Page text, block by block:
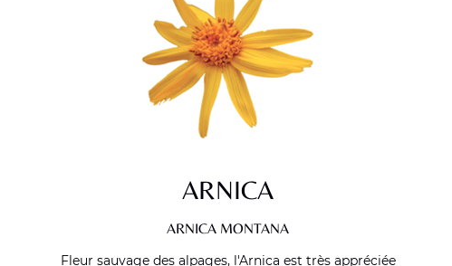
ARNICA
ARNICA MONTANA
Fleur sauvage des alpages, l'Arnica est très appréciée